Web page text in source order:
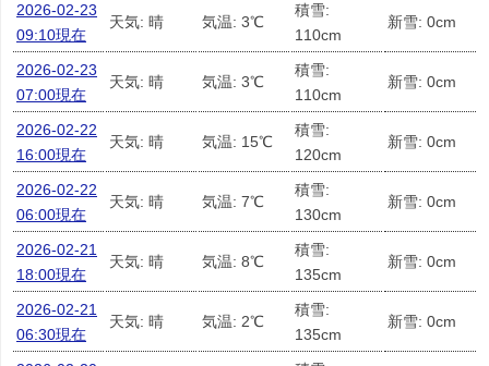
2026-02-23
09:10現在
天気: 晴 気温: 3℃
積雪:
110cm
新雪: 0cm
2026-02-23
07:00現在
天気: 晴 気温: 3℃
積雪:
110cm
新雪: 0cm
2026-02-22
16:00現在
天気: 晴 気温: 15℃
積雪:
120cm
新雪: 0cm
2026-02-22
06:00現在
天気: 晴 気温: 7℃
積雪:
130cm
新雪: 0cm
2026-02-21
18:00現在
天気: 晴 気温: 8℃
積雪:
135cm
新雪: 0cm
2026-02-21
06:30現在
天気: 晴 気温: 2℃
積雪:
135cm
新雪: 0cm